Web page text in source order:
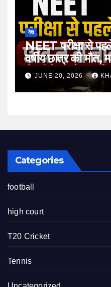
देश
NEET परीक्षा से
वर्षीय छात्र की
तैयारी के माहौल पर
JUNE 20, 2026
Categories
football
high court
T20 Cricket
Tennis